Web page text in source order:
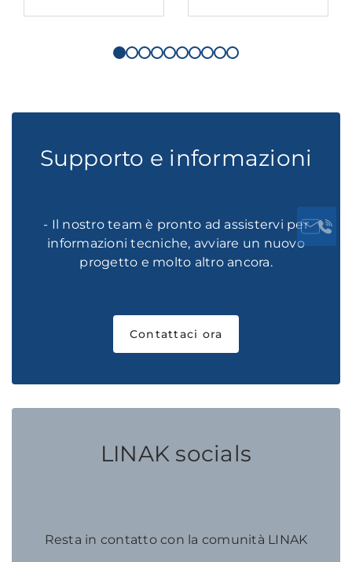
Supporto e informazioni
- Il nostro team è pronto ad assistervi per
informazioni tecniche, avviare un nuovo
progetto e molto altro ancora.
Contattaci ora
LINAK socials
Resta in contatto con la comunità LINAK